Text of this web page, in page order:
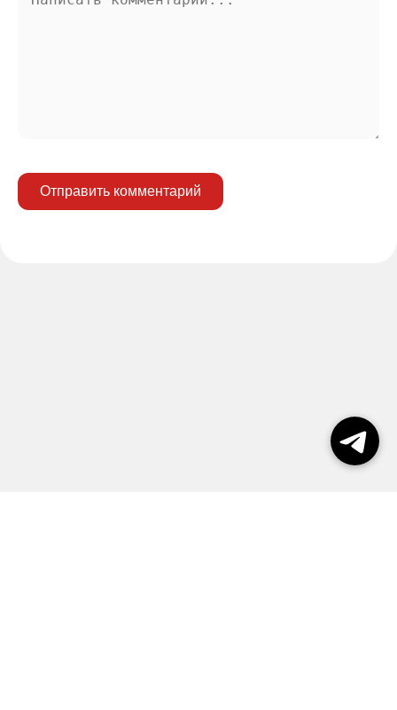
Отправить комментарий